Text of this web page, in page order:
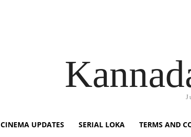
CINEMA UPDATES SERIAL LOKA TERMS AND